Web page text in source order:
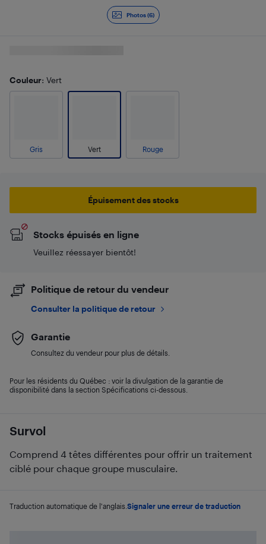
Photos (6)
Survol
Comprend 4 têtes différentes pour offrir un traitement
ciblé pour chaque groupe musculaire.
Traduction automatique de l'anglais. Signaler une erreur de traduction
Couleur: Vert
Gris Vert Rouge
Épuisement des stocks
Stocks épuisés en ligne
Veuillez réessayer bientôt!
Politique de retour du vendeur
Consulter la politique de retour
Garantie
Consultez du vendeur pour plus de détails.
Pour les résidents du Québec : voir la divulgation de la garantie de
disponibilité dans la section Spécifications ci-dessous.